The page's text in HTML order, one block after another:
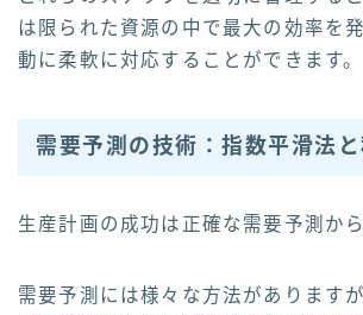
は限られた資源の中で最大の効率を
動に柔軟に対応することができます。
需要予測の技術：指数平滑法
生産計画の成功は正確な需要予測から
需要予測には様々な方法があります